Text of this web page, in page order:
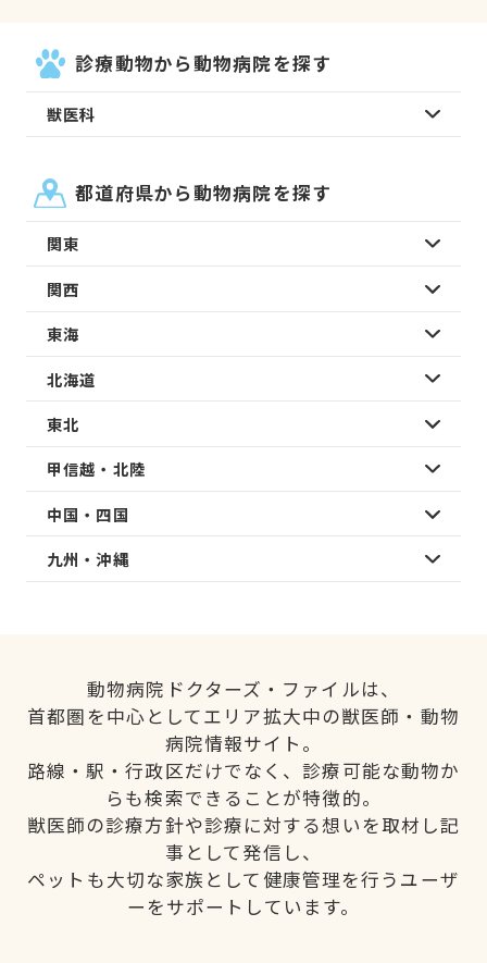
診療動物から動物病院を探す
獣医科
都道府県から動物病院を探す
関東
関西
東海
北海道
東北
甲信越・北陸
中国・四国
九州・沖縄
動物病院ドクターズ・ファイルは、
首都圏を中心としてエリア拡大中の獣医師・動物
病院情報サイト。
路線・駅・行政区だけでなく、診療可能な動物か
らも検索できることが特徴的。
獣医師の診療方針や診療に対する想いを取材し記
事として発信し、
ペットも大切な家族として健康管理を行うユーザ
ーをサポートしています。